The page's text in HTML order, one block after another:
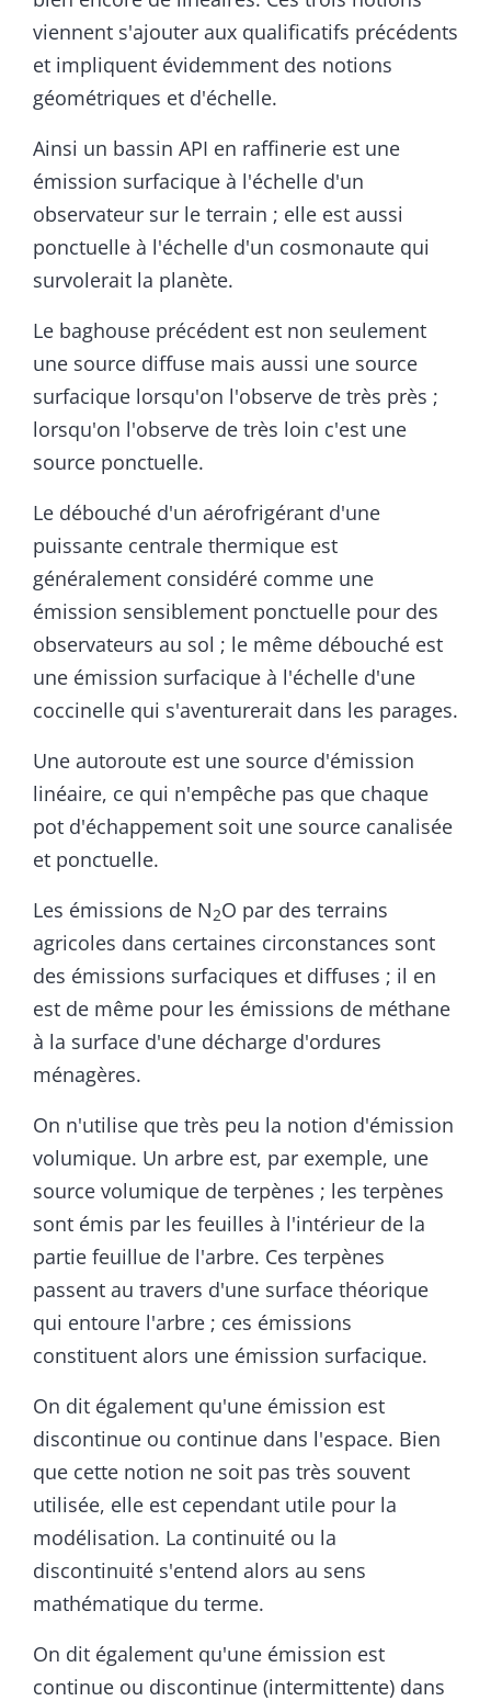
viennent s'ajouter aux qualificatifs précédents
et impliquent évidemment des notions
géométriques et d'échelle.
Ainsi un bassin API en raffinerie est une
émission surfacique à l'échelle d'un
observateur sur le terrain ; elle est aussi
ponctuelle à l'échelle d'un cosmonaute qui
survolerait la planète.
Le baghouse précédent est non seulement
une source diffuse mais aussi une source
surfacique lorsqu'on l'observe de très près ;
lorsqu'on l'observe de très loin c'est une
source ponctuelle.
Le débouché d'un aérofrigérant d'une
puissante centrale thermique est
généralement considéré comme une
émission sensiblement ponctuelle pour des
observateurs au sol ; le même débouché est
une émission surfacique à l'échelle d'une
coccinelle qui s'aventurerait dans les parages.
Une autoroute est une source d'émission
linéaire, ce qui n'empêche pas que chaque
pot d'échappement soit une source canalisée
et ponctuelle.
Les émissions de N2O par des terrains
agricoles dans certaines circonstances sont
des émissions surfaciques et diffuses ; il en
est de même pour les émissions de méthane
à la surface d'une décharge d'ordures
ménagères.
On n'utilise que très peu la notion d'émission
volumique. Un arbre est, par exemple, une
source volumique de terpènes ; les terpènes
sont émis par les feuilles à l'intérieur de la
partie feuillue de l'arbre. Ces terpènes
passent au travers d'une surface théorique
qui entoure l'arbre ; ces émissions
constituent alors une émission surfacique.
On dit également qu'une émission est
discontinue ou continue dans l'espace. Bien
que cette notion ne soit pas très souvent
utilisée, elle est cependant utile pour la
modélisation. La continuité ou la
discontinuité s'entend alors au sens
mathématique du terme.
On dit également qu'une émission est
continue ou discontinue (intermittente) dans